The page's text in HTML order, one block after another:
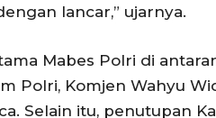
lancar,” ujarnya.
Mabes Polri di
Polri, Komjen Wahyu
Selain itu, penutupan